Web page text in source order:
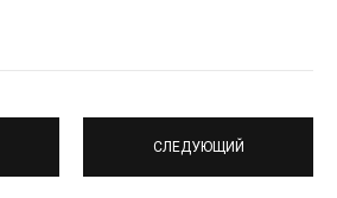
СЛЕДУЮЩИЙ